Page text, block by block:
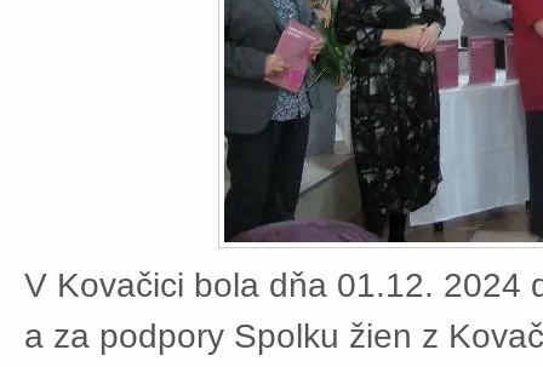
V Kovačici bola dňa 01.12. 2024
a za podpory Spolku žien z